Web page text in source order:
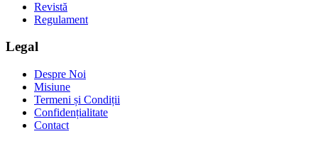
Revistă
Regulament
Legal
Despre Noi
Misiune
Termeni și Condiții
Confidențialitate
Contact